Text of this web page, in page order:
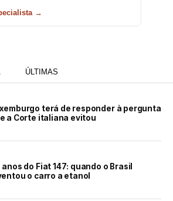
→
ÚLTIMAS
terá de responder à pergunta
a Corte italiana evitou
anos do Fiat 147: quando o Brasil
o carro a etanol